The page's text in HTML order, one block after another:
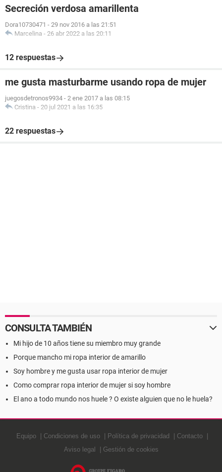
Secreción verdosa amarillenta
Dora10730471 - 29 nov 2016 a las 21:51
Marcelina - 26 abr 2022 a las 20:11
12 respuestas
me gusta masturbarme usando ropa de mujer
juegosdetronos9934 - 2 ene 2017 a las 08:15
Cristina - 20 jul 2021 a las 16:35
22 respuestas
CONSULTA TAMBIÉN
Mi hijo de 10 años tiene su miembro muy grande
Porque mancho mi ropa interior de amarillo
Soy hombre y me gusta usar ropa interior de mujer
Como comprar ropa interior de mujer si soy hombre
El ano a todo mundo nos huele ? O existe alguien que no le huela?
Equipo Condiciones de uso Política de privacidad
Contacto
Aviso legal
Gestión de cookies